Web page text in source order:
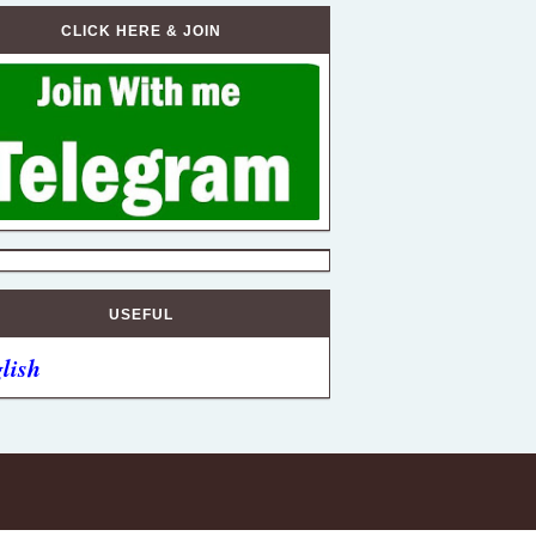
CLICK HERE & JOIN
USEFUL